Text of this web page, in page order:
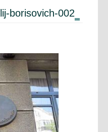
borisovich-002